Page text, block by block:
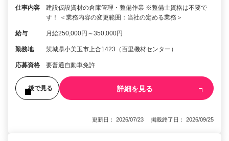
仕事内容
建設仮設資材の倉庫管理・整備作業 ※整備士資格は不要で
す！ ＜業務内容の変更範囲：当社の定める業務＞
給与 月給250,000円～350,000円
勤務地 茨城県小美玉市上合1423（百里機材センター）
応募資格 要普通自動車免許
後で見る 詳細を見る
更新日： 2026/07/23 掲載終了日： 2026/09/25